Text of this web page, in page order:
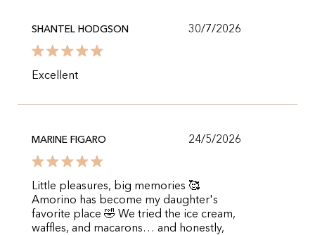
SHANTEL HODGSON 30/7/2026
Excellent
MARINE FIGARO 24/5/2026
Little pleasures, big memories 🥰
Amorino has become my daughter's
favorite place 🤣 We tried the ice cream,
waffles, and macarons… and honestly,